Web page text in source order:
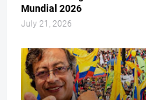
Mundial 2026
July 21, 2026